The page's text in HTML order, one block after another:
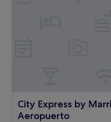
City Express by
Aeropuerto
City Express by Marriott